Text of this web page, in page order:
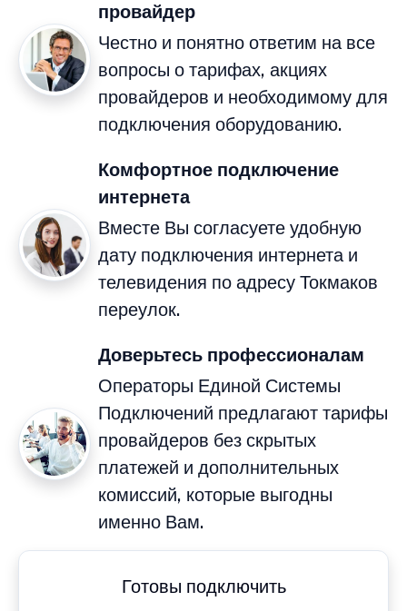
провайдер
Честно и понятно ответим на все
вопросы о тарифах, акциях
провайдеров и необходимому для
подключения оборудованию.
Комфортное подключение
интернета
Вместе Вы согласуете удобную
дату подключения интернета и
телевидения по адресу Токмаков
переулок.
Доверьтесь профессионалам
Операторы Единой Системы
Подключений предлагают тарифы
провайдеров без скрытых
платежей и дополнительных
комиссий, которые выгодны
именно Вам.
Готовы подключить